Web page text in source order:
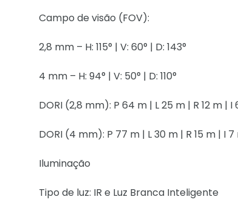
Campo de visão (FOV):
2,8 mm – H: 115° | V: 60° | D: 143°
4 mm – H: 94° | V: 50° | D: 110°
DORI (2,8 mm): P 64 m | L 25 m | R 12 m | I
DORI (4 mm): P 77 m | L 30 m | R 15 m | I 7
Iluminação
Tipo de luz: IR e Luz Branca Inteligente